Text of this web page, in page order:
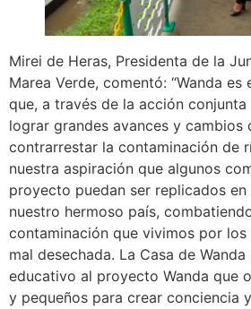
Mirei de Heras, Presidenta de la
Marea Verde, comentó: “Wanda
que, a través de la acción
lograr grandes avances y cambios
contrarrestar la contaminación de
nuestra aspiración que algunos
proyecto puedan ser replicados
nuestro hermoso país,
contaminación que vivimos por
mal desechada. La Casa de
educativo al proyecto Wanda que
y pequeños para crear conciencia